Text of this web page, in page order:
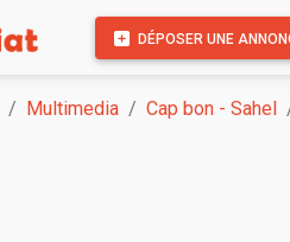
DÉPOSER UNE
Multimedia Cap bon - Sahel